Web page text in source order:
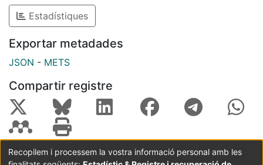
Estadístiques
Exportar metadades
JSON - METS
Compartir registre
Coordinació:CRAI UB Avís legal Metadades
Recopilem i processem la vostra informació personal amb les